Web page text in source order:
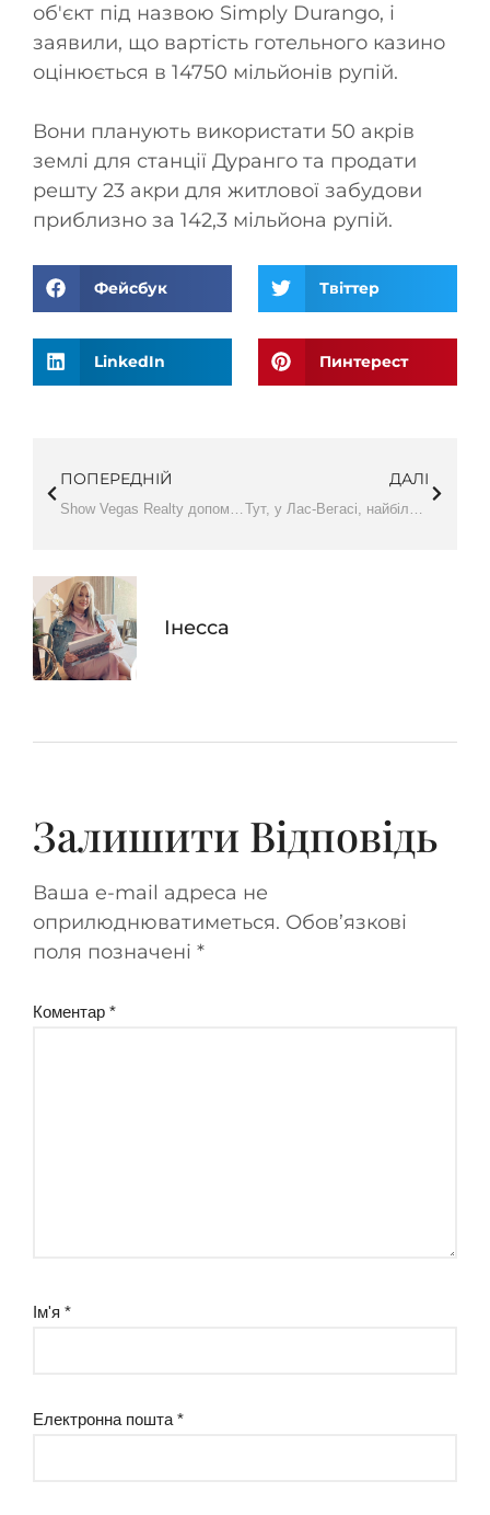
об'єкт під назвою Simply Durango, і
заявили, що вартість готельного казино
оцінюється в 14750 мільйонів рупій.
Вони планують використати 50 акрів
землі для станції Дуранго та продати
решту 23 акри для житлової забудови
приблизно за 142,3 мільйона рупій.
Фейсбук Твіттер
LinkedIn Пинтерест
ПОПЕРЕДНІЙ ДАЛІ
Інесса
Залишити Відповідь
Ваша e-mail адреса не
оприлюднюватиметься. Обов’язкові
поля позначені *
Коментар *
Ім'я *
Електронна пошта *